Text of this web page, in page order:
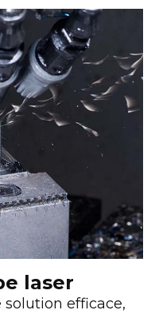
laser
solution efficace,